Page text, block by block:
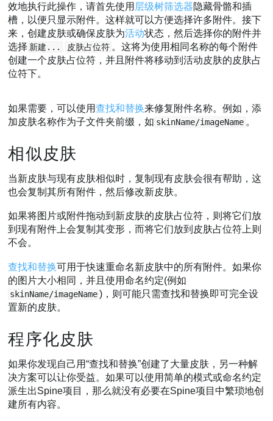
效地执行此操作，请首先使用 层级树筛选器隐藏骨骼和插
槽，以便只显示附件。这样就可以方便选择许多附件。接下
来，创建皮肤或确保皮肤为活动状态，然后选择你的附件并
选择 新建... 皮肤占位符 。这将为使用相同名称的每个附件
创建一个皮肤占位符，并且附件将移动到活动皮肤的皮肤占
位符下。
如果需要，可以使用查找和替换来修复附件名称。例如，添
加皮肤名称作为子文件夹前缀，如 skinName/imageName 。
相似皮肤
当新皮肤与现有皮肤相似时，复制现有皮肤会很有帮助，这
也会复制其所有附件，然后修改新皮肤。
如果将图片或附件拖动到新皮肤的皮肤占位符，则将它们放
到现有附件上会复制其变形，而将它们放到皮肤占位符上则
不会。
查找和替换可用于快速重命名新皮肤中的所有附件。如果你
的图片大小相同，并且使用命名约定(例如
skinName/imageName )，则可能只需查找和替换即可完全设
置新的皮肤。
程序化皮肤
如果你发现自己用“查找和替换”创建了大量皮肤，另一种解
决方案可以让你受益。如果可以使用简单的模式或命名约定
派生出Spine项目，那么就没有必要在Spine项目中繁琐地创
建所有内容。